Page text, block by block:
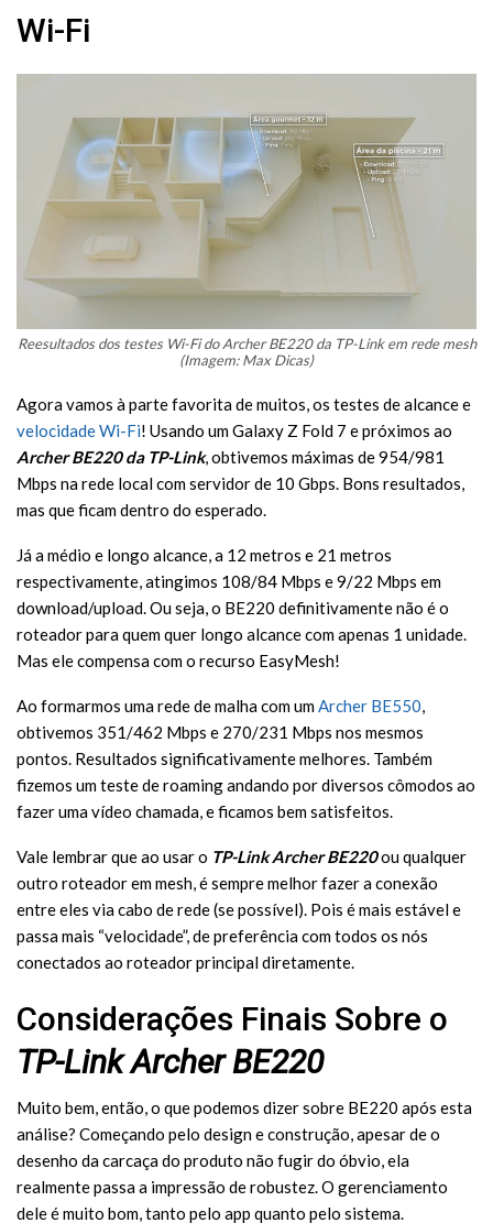
Wi-Fi
Reesultados dos testes Wi-Fi do Archer BE220 da TP-Link em rede mesh
(Imagem: Max Dicas)
Agora vamos à parte favorita de muitos, os testes de alcance e
velocidade Wi-Fi! Usando um Galaxy Z Fold 7 e próximos ao
Archer BE220 da TP-Link, obtivemos máximas de 954/981
Mbps na rede local com servidor de 10 Gbps. Bons resultados,
mas que ficam dentro do esperado.
Já a médio e longo alcance, a 12 metros e 21 metros
respectivamente, atingimos 108/84 Mbps e 9/22 Mbps em
download/upload. Ou seja, o BE220 definitivamente não é o
roteador para quem quer longo alcance com apenas 1 unidade.
Mas ele compensa com o recurso EasyMesh!
Ao formarmos uma rede de malha com um Archer BE550
obtivemos 351/462 Mbps e 270/231 Mbps nos mesmos
pontos. Resultados significativamente melhores. Também
fizemos um teste de roaming andando por diversos cômodos ao
fazer uma vídeo chamada, e ficamos bem satisfeitos.
Vale lembrar que ao usar o TP-Link Archer BE220ou qualquer
outro roteador em mesh, é sempre melhor fazer a conexão
entre eles via cabo de rede (se possível). Pois é mais estável e
passa mais “velocidade”, de preferência com todos os nós
conectados ao roteador principal diretamente.
Considerações Finais Sobre o
TP-Link Archer BE220
Muito bem, então, o que podemos dizer sobre BE220 após esta
análise? Começando pelo design e construção, apesar de o
desenho da carcaça do produto não fugir do óbvio, ela
realmente passa a impressão de robustez. O gerenciamento
dele é muito bom, tanto pelo app quanto pelo sistema.